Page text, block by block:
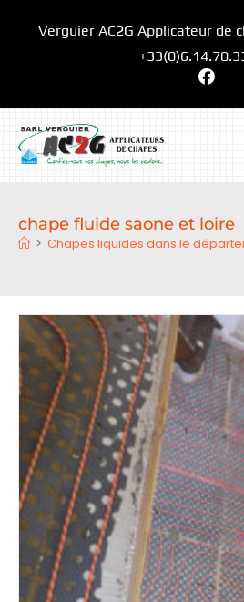
Verguier AC2G Applicateur de
chape fluide saone et loire
> Chapes liquides dans le